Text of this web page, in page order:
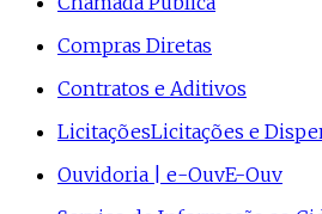
Compras Diretas
Contratos e Aditivos
LicitaçõesLicitações e
Ouvidoria | e-OuvE-Ouv